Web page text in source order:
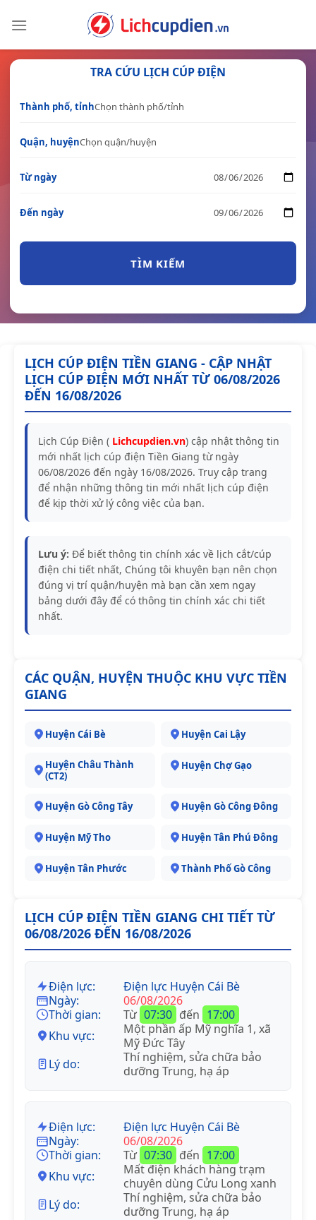
TRA CỨU LỊCH CÚP ĐIỆN
Thành phố, tỉnh
Quận, huyện
Từ ngày
Đến ngày
TÌM KIẾM
LỊCH CÚP ĐIỆN TIỀN GIANG - CẬP NHẬT
LỊCH CÚP ĐIỆN MỚI NHẤT TỪ 06/08/2026
ĐẾN 16/08/2026
Lịch Cúp Điện ( Lichcupdien.vn) cập nhật thông tin
mới nhất lịch cúp điện Tiền Giang từ ngày
06/08/2026 đến ngày 16/08/2026. Truy cập trang
để nhận những thông tin mới nhất lịch cúp điện
để kịp thời xử lý công việc của bạn.
Lưu ý: Để biết thông tin chính xác về lịch cắt/cúp
điện chi tiết nhất, Chúng tôi khuyên bạn nên chọn
đúng vị trí quận/huyện mà bạn cần xem ngay
bảng dưới đây để có thông tin chính xác chi tiết
nhất.
CÁC QUẬN, HUYỆN THUỘC KHU VỰC TIỀN
GIANG
Huyện Cái Bè Huyện Cai Lậy
Huyện Châu Thành
(CT2)
Huyện Chợ Gạo
Huyện Gò Công Tây Huyện Gò Công Đông
Huyện Mỹ Tho Huyện Tân Phú Đông
Huyện Tân Phước Thành Phố Gò Công
LỊCH CÚP ĐIỆN TIỀN GIANG CHI TIẾT TỪ
06/08/2026 ĐẾN 16/08/2026
Điện lực:
Điện lực Huyện Cái Bè
Ngày:
06/08/2026
Thời gian:
Từ 07:30 đến 17:00
Khu vực:
Một phần ấp Mỹ nghĩa 1, xã
Mỹ Đức Tây
Lý do:
Thí nghiệm, sửa chữa bảo
dưỡng Trung, hạ áp
Điện lực:
Điện lực Huyện Cái Bè
Ngày:
06/08/2026
Thời gian:
Từ 07:30 đến 17:00
Khu vực:
Mất điện khách hàng trạm
chuyên dùng Cửu Long xanh
Lý do:
Thí nghiệm, sửa chữa bảo
dưỡng Trung, hạ áp